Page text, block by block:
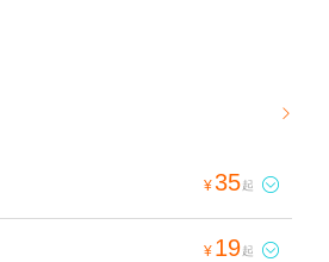

¥35起 
¥ 19起 